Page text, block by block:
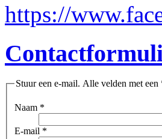
https://
Stuur een e-mail. Alle velden met
Naam *
E-mail *